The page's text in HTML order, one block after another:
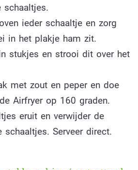
schaaltjes.
ieder schaaltje en zorg
in het plakje ham zit.
stukjes en strooi dit over het
met zout en peper en doe
Airfryer op 160 graden.
eruit en verwijder de
Serveer direct.